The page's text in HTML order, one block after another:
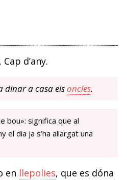
d’any.
dinar a casa elsoncles.
bou»: significa que al
el dia ja s’ha allargat una
en llepolies, que es dóna